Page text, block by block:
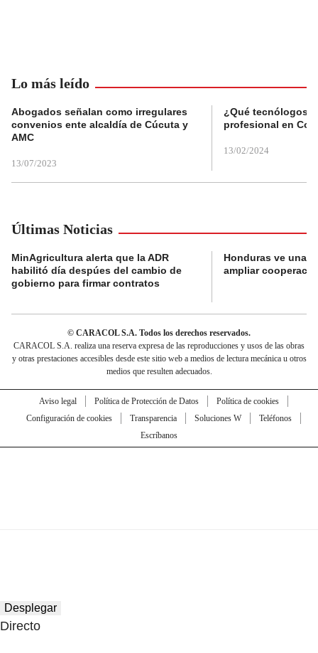
Lo más leído
Abogados señalan como irregulares
convenios ente alcaldía de Cúcuta y
AMC
13/07/2023
¿Qué tecnólogos
profesional en
13/02/2024
Últimas Noticias
MinAgricultura alerta que la ADR
habilitó día despúes del cambio de
gobierno para firmar contratos
Honduras ve una
ampliar
© CARACOL S.A. Todos los derechos reservados.
CARACOL S.A. realiza una reserva expresa de las reproducciones y usos de las obras
y otras prestaciones accesibles desde este sitio web a medios de lectura mecánica u otros
medios que resulten adecuados.
Aviso legal Política de Protección de Datos
Política de cookies
Configuración de cookies
Transparencia Soluciones W
Teléfonos
Escríbanos
Desplegar
Directo